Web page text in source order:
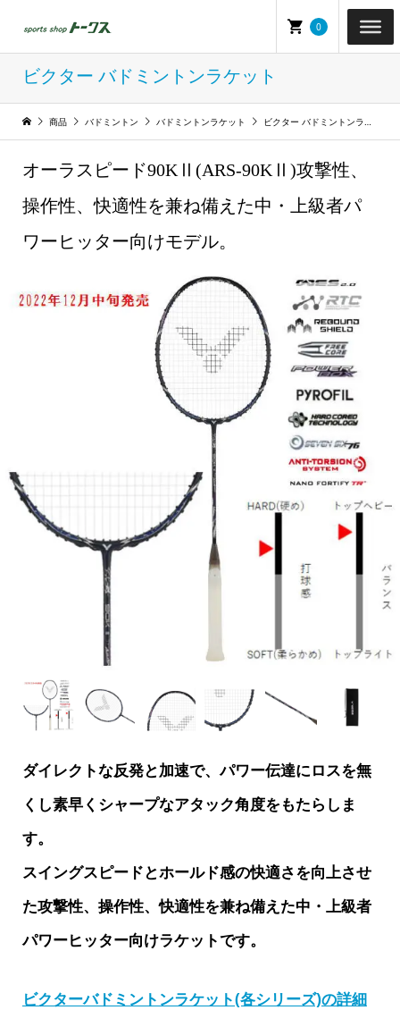
0
ビクター バドミントンラケット
商品 バドミントン バドミントンラケット ビクター バドミントンラケット
オーラスピード90KⅡ(ARS-90KⅡ)攻撃性、
操作性、快適性を兼ね備えた中・上級者パ
ワーヒッター向けモデル。
ダイレクトな反発と加速で、パワー伝達にロスを無
くし素早くシャープなアタック角度をもたらしま
す。
スイングスピードとホールド感の快適さを向上させ
た攻撃性、操作性、快適性を兼ね備えた中・上級者
パワーヒッター向けラケットです。
ビクターバドミントンラケット(各シリーズ)の詳細